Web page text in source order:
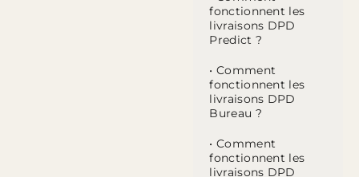
fonctionnent les
livraisons DPD
Predict ?
• Comment
fonctionnent les
livraisons DPD
Bureau ?
• Comment
fonctionnent les
livraisons DPD